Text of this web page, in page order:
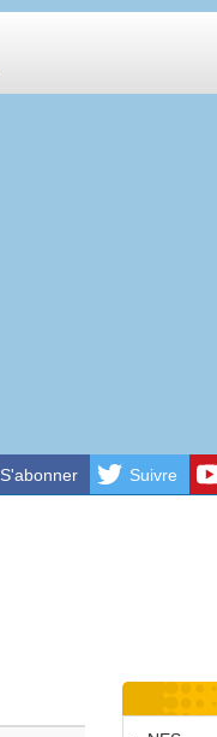
S'abonner Suivre